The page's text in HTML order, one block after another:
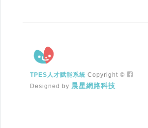
TPES人才賦能系統 Copyright ©
Designed by 晨星網路科技